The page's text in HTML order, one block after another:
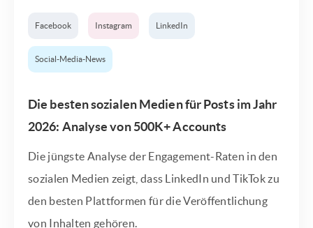
Facebook Instagram LinkedIn
Social-Media-News
Die besten sozialen Medien für Posts im Jahr
2026: Analyse von 500K+ Accounts
Die jüngste Analyse der Engagement-Raten in den
sozialen Medien zeigt, dass LinkedIn und TikTok zu
den besten Plattformen für die Veröffentlichung
von Inhalten gehören.